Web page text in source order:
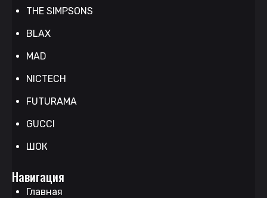
THE SIMPSONS
BLAX
MAD
NICTECH
FUTURAMA
GUCCI
ШОК
Навигация
Главная